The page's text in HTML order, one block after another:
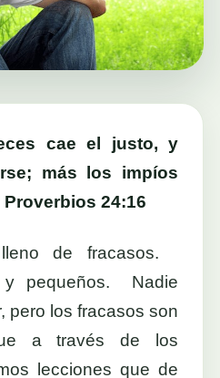
cae el justo, y
más los impíos
24:16
de fracasos.
y pequeños. Nadie
pero los fracasos son
a través de los
lecciones que de